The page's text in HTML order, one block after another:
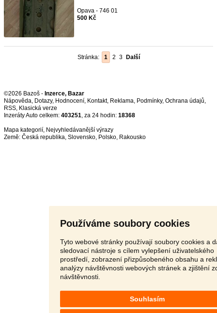
Používáme soubory cookies
Tyto webové stránky používají soubory cookies a
sledovací nástroje s cílem vylepšení uživatelského
prostředí, zobrazení přizpůsobeného obsahu a
analýzy návštěvnosti webových stránek a zjištění
návštěvnosti.
Souhlasím
Opava - 746 01
500 Kč
Stránka: 1 2 3 Další
©2026 Bazoš - Inzerce, Bazar
Nápověda, Dotazy, Hodnocení, Kontakt, Reklama, Podmínky, Ochrana údajů,
RSS,
Inzeráty Auto celkem: 403251, za 24 hodin: 18368
Mapa kategorií, Nejvyhledávanější výrazy
Země: Česká republika, Slovensko, Polsko, Rakousko